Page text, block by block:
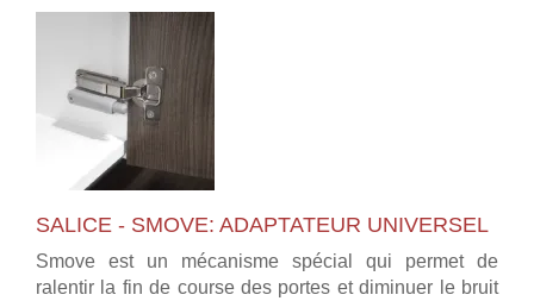
SALICE - SMOVE: ADAPTATEUR UNIVERSEL
Smove est un mécanisme spécial qui permet de
ralentir la fin de course des portes et diminuer le bruit